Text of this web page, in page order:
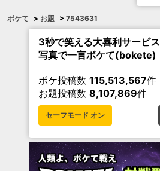
ボケて > お題 > 7543631
3秒で笑える大喜利サービス
写真で一言ボケて(bokete)
ボケ投稿数 115,513,567件
お題投稿数 8,107,869件
セーフモード オン